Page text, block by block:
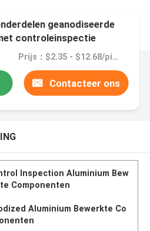
geanodiseerde
controleinspectie
Prijs：$2.35 - $12.68/pieces
Contacteer ons
Inspection Aluminium Bew
Componenten
Aluminium Bewerkte Co